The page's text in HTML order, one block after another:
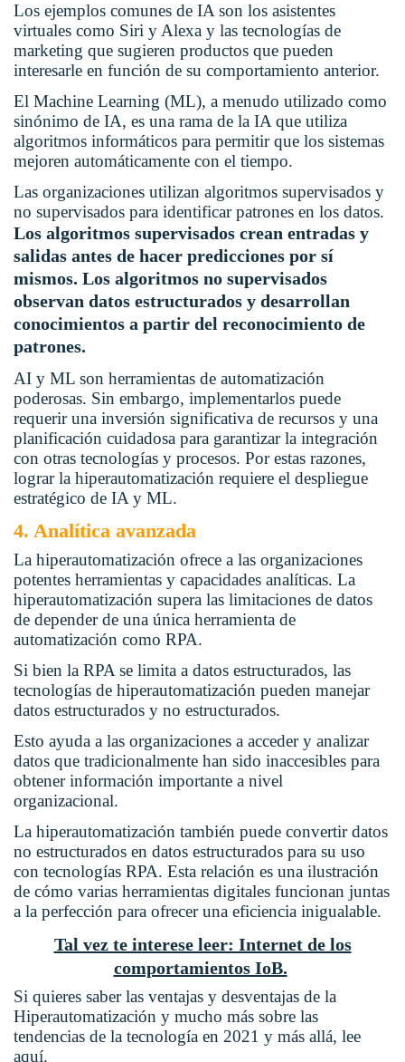
Los ejemplos comunes de IA son los asistentes
virtuales como Siri y Alexa y las tecnologías de
marketing que sugieren productos que pueden
interesarle en función de su comportamiento anterior.
El Machine Learning (ML), a menudo utilizado como
sinónimo de IA, es una rama de la IA que utiliza
algoritmos informáticos para permitir que los sistemas
mejoren automáticamente con el tiempo.
Las organizaciones utilizan algoritmos supervisados y
no supervisados para identificar patrones en los datos.
Los algoritmos supervisados crean entradas y
salidas antes de hacer predicciones por sí
mismos. Los algoritmos no supervisados
observan datos estructurados y desarrollan
conocimientos a partir del reconocimiento de
patrones.
AI y ML son herramientas de automatización
poderosas. Sin embargo, implementarlos puede
requerir una inversión significativa de recursos y una
planificación cuidadosa para garantizar la integración
con otras tecnologías y procesos. Por estas razones,
lograr la hiperautomatización requiere el despliegue
estratégico de IA y ML.
4. Analítica avanzada
La hiperautomatización ofrece a las organizaciones
potentes herramientas y capacidades analíticas. La
hiperautomatización supera las limitaciones de datos
de depender de una única herramienta de
automatización como RPA.
Si bien la RPA se limita a datos estructurados, las
tecnologías de hiperautomatización pueden manejar
datos estructurados y no estructurados.
Esto ayuda a las organizaciones a acceder y analizar
datos que tradicionalmente han sido inaccesibles para
obtener información importante a nivel
organizacional.
La hiperautomatización también puede convertir datos
no estructurados en datos estructurados para su uso
con tecnologías RPA. Esta relación es una ilustración
de cómo varias herramientas digitales funcionan juntas
a la perfección para ofrecer una eficiencia inigualable.
Tal vez te interese leer: Internet de los
comportamientos IoB.
Si quieres saber las ventajas y desventajas de la
Hiperautomatización y mucho más sobre las
tendencias de la tecnología en 2021 y más allá, lee
aquí.